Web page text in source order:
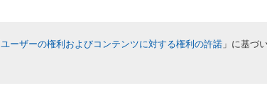
ユーザーの権利およびコンテンツに対する権利の許諾 」に基づ